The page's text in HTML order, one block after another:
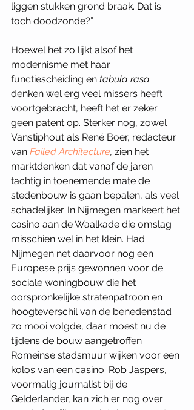
liggen stukken grond braak. Dat is
toch doodzonde?”
Hoewel het zo lijkt alsof het
modernisme met haar
functiescheiding en tabula rasa
denken wel erg veel missers heeft
voortgebracht, heeft het er zeker
geen patent op. Sterker nog, zowel
Vanstiphout als René Boer, redacteur
van Failed Architecture, zien het
marktdenken dat vanaf de jaren
tachtig in toenemende mate de
stedenbouw is gaan bepalen, als veel
schadelijker. In Nijmegen markeert het
casino aan de Waalkade die omslag
misschien wel in het klein. Had
Nijmegen net daarvoor nog een
Europese prijs gewonnen voor de
sociale woningbouw die het
oorspronkelijke stratenpatroon en
hoogteverschil van de benedenstad
zo mooi volgde, daar moest nu de
tijdens de bouw aangetroffen
Romeinse stadsmuur wijken voor een
kolos van een casino. Rob Jaspers,
voormalig journalist bij de
Gelderlander, kan zich er nog over